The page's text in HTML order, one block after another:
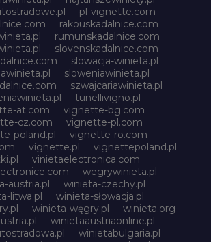
pl-vignette.com
rakouskadalnice.com
rumunskadalnice.com
slovenskadalnice.com
slowacja-winieta.pl
sloweniawinieta.pl
szwajcariawinieta.pl
tunellivigno.pl
at.com
vignette-bg.com
cz.com
vignette-pl.com
poland.pl
vignette-ro.com
vignette.pl
vignettepoland.pl
vinietaelectronica.com
wegrywinieta.pl
austria.pl
winieta-czechy.pl
litwa.pl
winieta-słowacja.pl
winieta-węgry.pl
winieta.org
winietaaustriaonline.pl
winietabulgaria.pl